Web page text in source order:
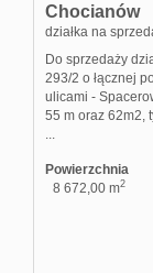
Chocianów
działka na
Do sprzedaży
293/2 o łącznej
ulicami -
55 m oraz 62m2,
...
Powierzchnia
8 672,00 m2